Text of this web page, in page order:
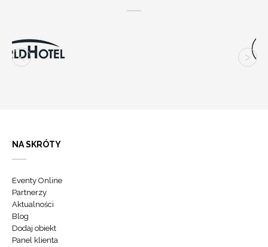
NA SKRÓTY
Eventy Online
Partnerzy
Aktualności
Blog
Dodaj obiekt
Panel klienta